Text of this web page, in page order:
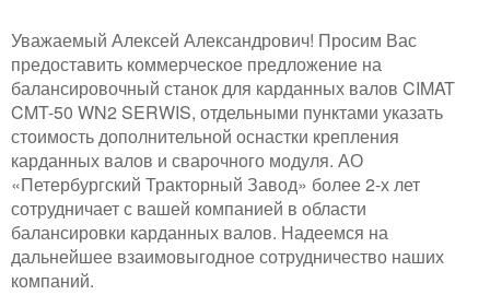
Уважаемый Алексей Александрович! Просим Вас
предоставить коммерческое предложение на
балансировочный станок для карданных валов CIMAT
CMT-50 WN2 SERWIS, отдельными пунктами указать
стоимость дополнительной оснастки крепления
карданных валов и сварочного модуля. АО
«Петербургский Тракторный Завод» более 2-х лет
сотрудничает с вашей компанией в области
балансировки карданных валов. Надеемся на
дальнейшее взаимовыгодное сотрудничество наших
компаний.